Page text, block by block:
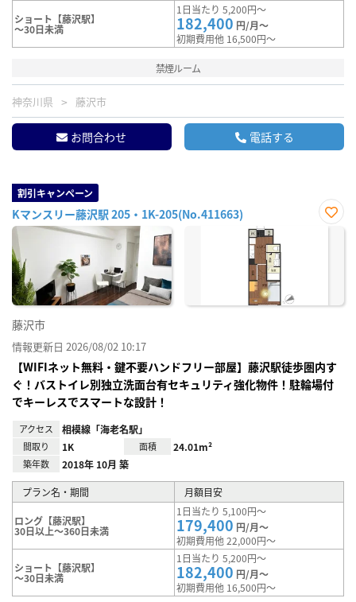
ショート【藤沢駅】
～30日未満
1日当たり 5,200円～
182,400 円/月～
初期費用他 16,500円～
禁煙ルーム
神奈川県 藤沢市
お問合わせ 電話する
割引キャンペーン
Kマンスリー藤沢駅 205・1K-205(No.411663)
お気
藤沢市
情報更新日 2026/08/02 10:17
【WIFIネット無料・鍵不要ハンドフリー部屋】藤沢駅徒歩圏内す
ぐ！バストイレ別独立洗面台有セキュリティ強化物件！駐輪場付
でキーレスでスマートな設計！
アクセス 相模線「海老名駅」
間取り 1K 面積 24.01m²
築年数 2018年 10月 築
プラン名・期間 月額目安
ロング【藤沢駅】
30日以上～360日未満
1日当たり 5,100円～
179,400 円/月～
初期費用他 22,000円～
ショート【藤沢駅】
～30日未満
1日当たり 5,200円～
182,400 円/月～
初期費用他 16,500円～